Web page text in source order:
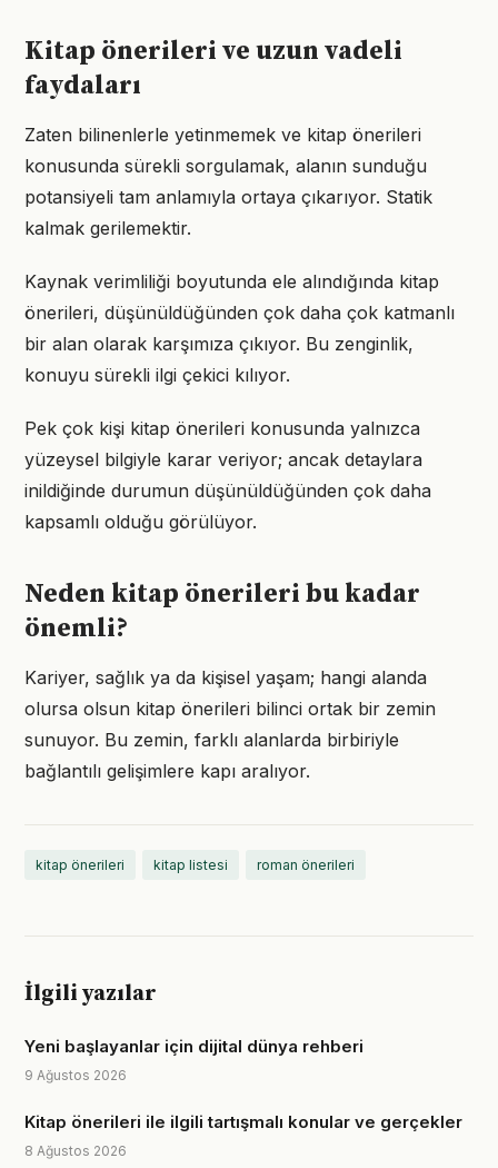
Kitap önerileri ve uzun vadeli
faydaları
Zaten bilinenlerle yetinmemek ve kitap önerileri
konusunda sürekli sorgulamak, alanın sunduğu
potansiyeli tam anlamıyla ortaya çıkarıyor. Statik
kalmak gerilemektir.
Kaynak verimliliği boyutunda ele alındığında kitap
önerileri, düşünüldüğünden çok daha çok katmanlı
bir alan olarak karşımıza çıkıyor. Bu zenginlik,
konuyu sürekli ilgi çekici kılıyor.
Pek çok kişi kitap önerileri konusunda yalnızca
yüzeysel bilgiyle karar veriyor; ancak detaylara
inildiğinde durumun düşünüldüğünden çok daha
kapsamlı olduğu görülüyor.
Neden kitap önerileri bu kadar
önemli?
Kariyer, sağlık ya da kişisel yaşam; hangi alanda
olursa olsun kitap önerileri bilinci ortak bir zemin
sunuyor. Bu zemin, farklı alanlarda birbiriyle
bağlantılı gelişimlere kapı aralıyor.
kitap önerileri kitap listesi roman önerileri
İlgili yazılar
Yeni başlayanlar için dijital dünya rehberi
9 Ağustos 2026
Kitap önerileri ile ilgili tartışmalı konular ve gerçekler
8 Ağustos 2026